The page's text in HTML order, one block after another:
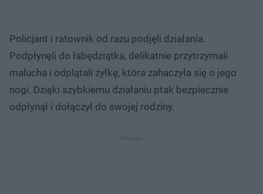
Policjant i ratownik od razu podjęli działania.
Podpłynęli do łabędziątka, delikatnie przytrzymali
malucha i odplątali żyłkę, która zahaczyła się o jego
nogi. Dzięki szybkiemu działaniu ptak bezpiecznie
odpłynął i dołączył do swojej rodziny.